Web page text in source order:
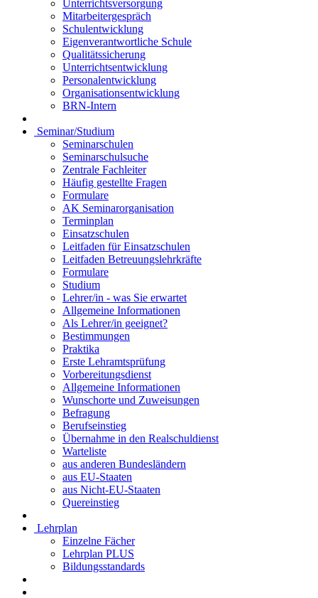
Unterrichtsversorgung
Mitarbeitergespräch
Schulentwicklung
Eigenverantwortliche Schule
Qualitätssicherung
Unterrichtsentwicklung
Personalentwicklung
Organisationsentwicklung
BRN-Intern
Seminar/Studium
Seminarschulen
Seminarschulsuche
Zentrale Fachleiter
Häufig gestellte Fragen
Formulare
AK Seminarorganisation
Terminplan
Einsatzschulen
Leitfaden für Einsatzschulen
Leitfaden Betreuungslehrkräfte
Formulare
Studium
Lehrer/in - was Sie erwartet
Allgemeine Informationen
Als Lehrer/in geeignet?
Bestimmungen
Praktika
Erste Lehramtsprüfung
Vorbereitungsdienst
Allgemeine Informationen
Wunschorte und Zuweisungen
Befragung
Berufseinstieg
Übernahme in den Realschuldienst
Warteliste
aus anderen Bundesländern
aus EU-Staaten
aus Nicht-EU-Staaten
Quereinstieg
Lehrplan
Einzelne Fächer
Lehrplan PLUS
Bildungsstandards